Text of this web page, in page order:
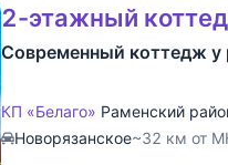
2-этажный
Современный коттедж у
КП «Белаго» Раменский
Новорязанское~32 км от